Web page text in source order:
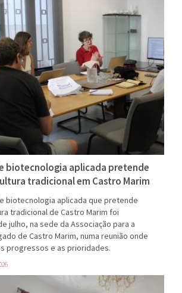
biotecnologia aplicada pretende
tradicional em Castro Marim
biotecnologia aplicada que pretende
tradicional de Castro Marim foi
julho, na sede da Associação para a
de Castro Marim, numa reunião onde
progressos e as prioridades.